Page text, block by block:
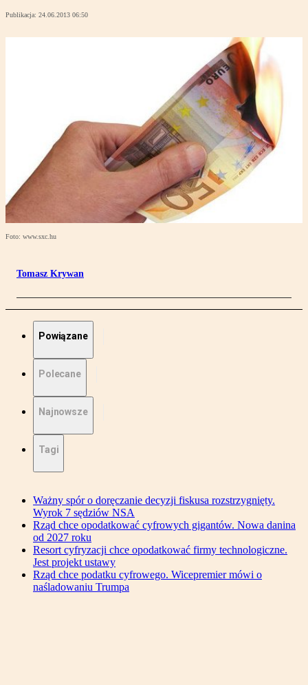
Publikacja: 24.06.2013 06:50
Foto: www.sxc.hu
Tomasz Krywan
Powiązane
Polecane
Najnowsze
Tagi
Ważny spór o doręczanie decyzji fiskusa rozstrzygnięty.
Wyrok 7 sędziów NSA
Rząd chce opodatkować cyfrowych gigantów. Nowa danina
od 2027 roku
Resort cyfryzacji chce opodatkować firmy technologiczne.
Jest projekt ustawy
Rząd chce podatku cyfrowego. Wicepremier mówi o
naśladowaniu Trumpa